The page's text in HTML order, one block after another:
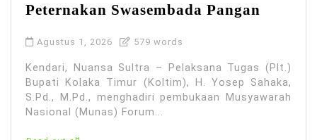
Peternakan Swasembada Pangan
Agustus 1, 2026 579 words
Kendari, Nuansa Sultra – Pelaksana Tugas (Plt.)
Bupati Kolaka Timur (Koltim), H. Yosep Sahaka,
S.Pd., M.Pd., menghadiri pembukaan Musyawarah
Nasional (Munas) Forum...